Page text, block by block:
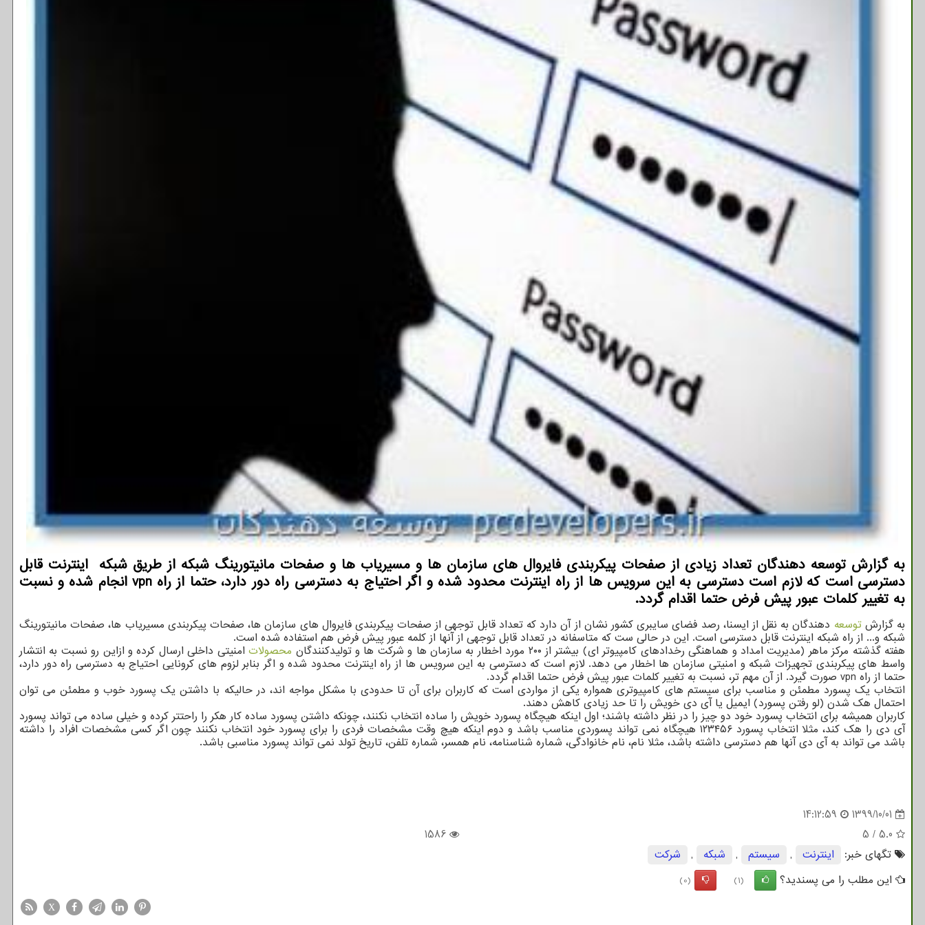
به گزارش توسعه دهندگان تعداد زیادی از صفحات پیکربندی فایروال های سازمان ها و مسیریاب ها و صفحات مانیتورینگ شبکه از طریق شبکه اینترنت قابل
دسترسی است که لازم است دسترسی به این سرویس ها از راه اینترنت محدود شده و اگر احتیاج به دسترسی راه دور دارد، حتما از راه vpn انجام شده و نسبت
به تغییر کلمات عبور پیش فرض حتما اقدام گردد.
به گزارشتوسعه دهندگان به نقل از ایسنا، رصد فضای سایبری کشور نشان از آن دارد که تعداد قابل توجهی از صفحات پیکربندی فایروال های سازمان ها، صفحات پیکربندی مسیریاب ها، صفحات مانیتورینگ
شبکه و... از راه شبکه اینترنت قابل دسترسی است. این در حالی ست که متاسفانه در تعداد قابل توجهی از آنها از کلمه عبور پیش فرض هم استفاده شده است.
هفته گذشته مرکز ماهر (مدیریت امداد و هماهنگی رخدادهای کامپیوتر ای) بیشتر از ۲۰۰ مورد اخطار به سازمان ها و شرکت ها و تولیدکنندگان محصولاتامنیتی داخلی ارسال کرده و ازاین رو نسبت به انتشار
واسط های پیکربندی تجهیزات شبکه و امنیتی سازمان ها اخطار می دهد. لازم است که دسترسی به این سرویس ها از راه اینترنت محدود شده و اگر بنابر لزوم های کرونایی احتیاج به دسترسی راه دور دارد،
حتما از راه vpn صورت گیرد. از آن مهم تر، نسبت به تغییر کلمات عبور پیش فرض حتما اقدام گردد.
انتخاب یک پسورد مطمئن و مناسب برای سیستم های کامپیوتری همواره یکی از مواردی است که کاربران برای آن تا حدودی با مشکل مواجه اند، در حالیکه با داشتن یک پسورد خوب و مطمئن می توان
احتمال هک شدن (لو رفتن پسورد) ایمیل یا آی دی خویش را تا حد زیادی کاهش دهند.
کاربران همیشه برای انتخاب پسورد خود دو چیز را در نظر داشته باشند؛ اول اینکه هیچگاه پسورد خویش را ساده انتخاب نکنند، چونکه داشتن پسورد ساده کار هکر را راحتتر کرده و خیلی ساده می تواند پسورد
آی دی را هک کند، مثلا انتخاب پسورد ۱۲۳۴۵۶ هیچگاه نمی تواند پسوردی مناسب باشد و دوم اینکه هیچ وقت مشخصات فردی را برای پسورد خود انتخاب نکنند چون اگر کسی مشخصات افراد را داشته
باشد می تواند به آی دی آنها هم دسترسی داشته باشد، مثلا نام، نام خانوادگی، شماره شناسنامه، نام همسر، شماره تلفن، تاریخ تولد نمی تواند پسورد مناسبی باشد.
1399/10/01
14:12:59
5.0
/
5
1586
تگهای خبر:
اینترنت , سیستم , شبكه ,
شركت
این مطلب را می پسندید؟
(1)
(0)
X